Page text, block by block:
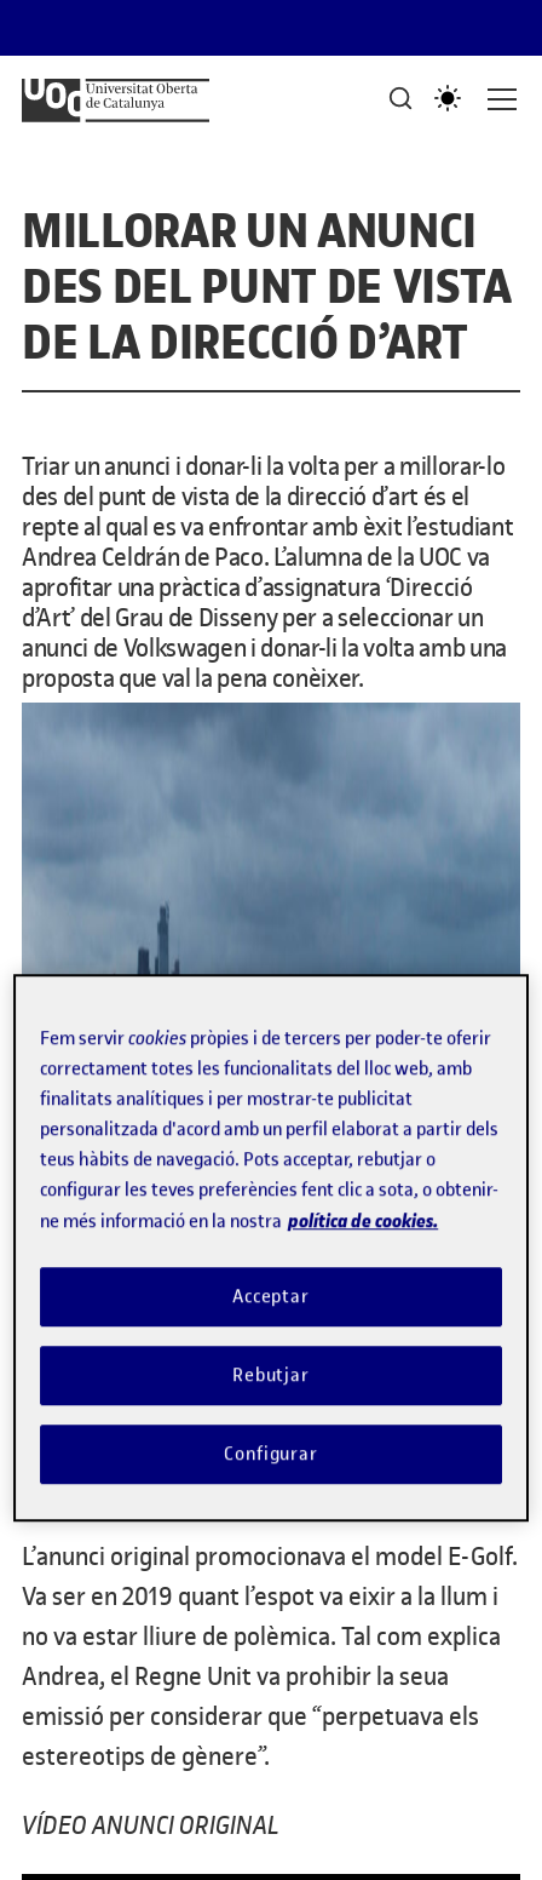
PORTAFOLIS DEL GRAU DE DISSENY I CREACIÓ DIGITALS
Mostra de treballs d'estudiants
MILLORAR UN ANUNCI
DES DEL PUNT DE VISTA
DE LA DIRECCIÓ D’ART
Triar un anunci i donar-li la volta per a millorar-lo
des del punt de vista de la direcció d’art és el
repte al qual es va enfrontar amb èxit l’estudiant
Andrea Celdrán de Paco. L’alumna de la UOC va
aprofitar una pràctica d’assignatura ‘Direcció
d’Art’ del Grau de Disseny per a seleccionar un
anunci de Volkswagen i donar-li la volta amb una
proposta que val la pena conèixer.
L’anunci original promocionava el model E-Golf.
Va ser en 2019 quant l’espot va eixir a la llum i
no va estar lliure de polèmica. Tal com explica
Andrea, el Regne Unit va prohibir la seua
emissió per considerar que “perpetuava els
estereotips de gènere”.
VÍDEOANUNCI ORIGINAL
Fem servircookies pròpies i de tercers per poder-te oferir
correctament totes les funcionalitats del lloc web, amb
finalitats analítiques i per mostrar-te publicitat
personalitzada d'acord amb un perfil elaborat a partir dels
teus hàbits de navegació. Pots acceptar, rebutjar o
configurar les teves preferències fent clic a sota, o obtenir-
ne més informació en la nostra política de cookies.
Rebutjar
Acceptar
Configurar